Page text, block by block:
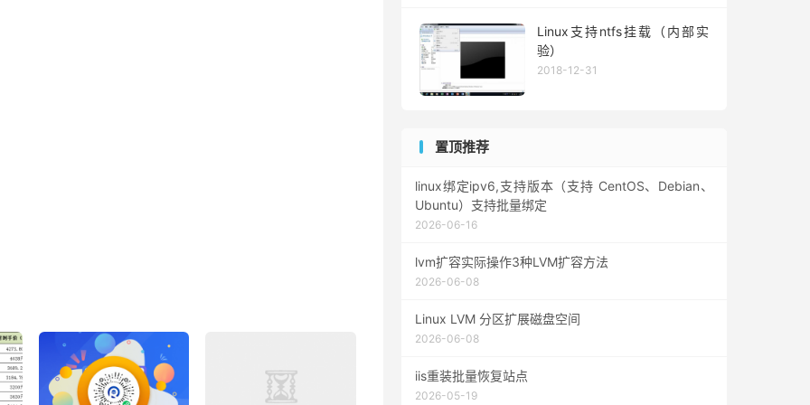
Linux支持ntfs挂载（内部实
验）
2018-12-31
置顶推荐
linux绑定ipv6,支持版本（支持 CentOS、Debian、
Ubuntu）支持批量绑定
2026-06-16
lvm扩容实际操作3种LVM扩容方法
2026-06-08
Linux LVM 分区扩展磁盘空间
2026-06-08
iis重装批量恢复站点
2026-05-19